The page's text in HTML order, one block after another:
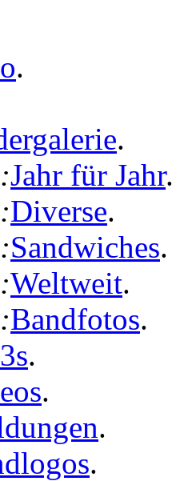
.
.
Jahr für Jahr.
Diverse.
Sandwiches.
Weltweit.
Bandfotos.
.
.
.
.